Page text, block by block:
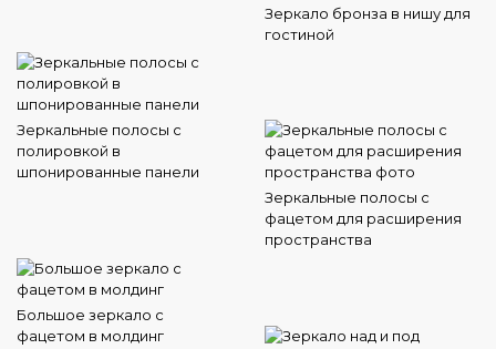
Зеркало бронза в нишу для
гостиной
Зеркальные полосы с
полировкой в
шпонированные панели
Зеркальные полосы с
фацетом для расширения
пространства
Большое зеркало с
фацетом в молдинг